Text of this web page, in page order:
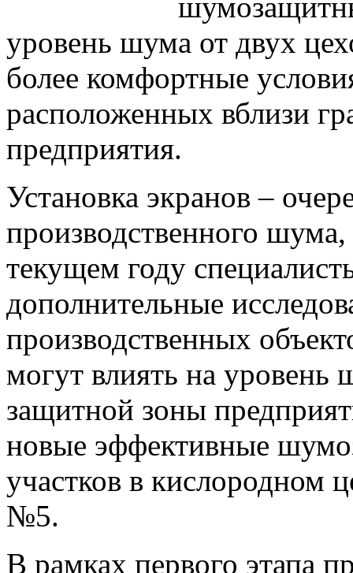
уровень шума от двух
более комфортные
расположенных вблизи
предприятия.
Установка экранов –
производственного
текущем году
дополнительные
производственных
могут влиять на уровень
защитной зоны
новые эффективные
участков в кислородном
№5.
В рамках первого этапа